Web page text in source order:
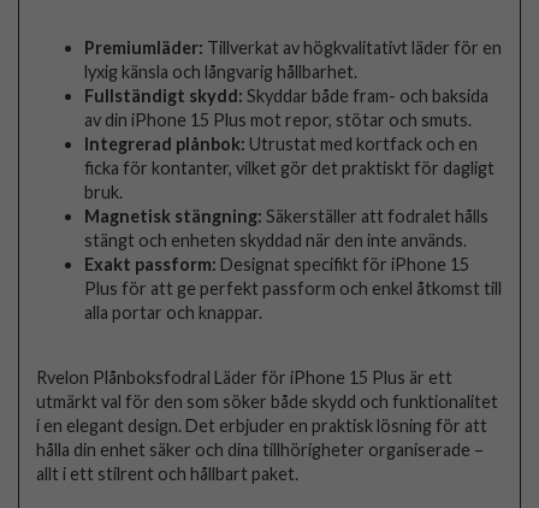
Premiumläder: Tillverkat av högkvalitativt läder för en
lyxig känsla och långvarig hållbarhet.
Fullständigt skydd: Skyddar både fram- och baksida
av din iPhone 15 Plus mot repor, stötar och smuts.
Integrerad plånbok: Utrustat med kortfack och en
ficka för kontanter, vilket gör det praktiskt för dagligt
bruk.
Magnetisk stängning: Säkerställer att fodralet hålls
stängt och enheten skyddad när den inte används.
Exakt passform: Designat specifikt för iPhone 15
Plus för att ge perfekt passform och enkel åtkomst till
alla portar och knappar.
Rvelon Plånboksfodral Läder för iPhone 15 Plus är ett
utmärkt val för den som söker både skydd och funktionalitet
i en elegant design. Det erbjuder en praktisk lösning för att
hålla din enhet säker och dina tillhörigheter organiserade –
allt i ett stilrent och hållbart paket.